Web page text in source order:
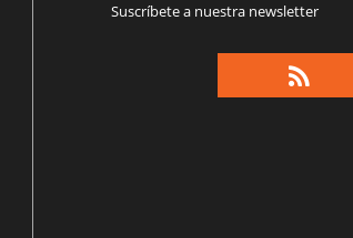
Suscríbete a nuestra newsletter